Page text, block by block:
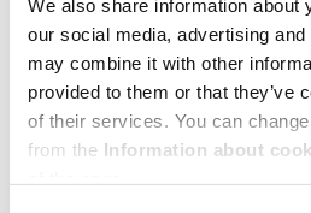
We also share information about
our social media, advertising
may combine it with other
provided to them or that they’ve
of their services. You can
from the Information about